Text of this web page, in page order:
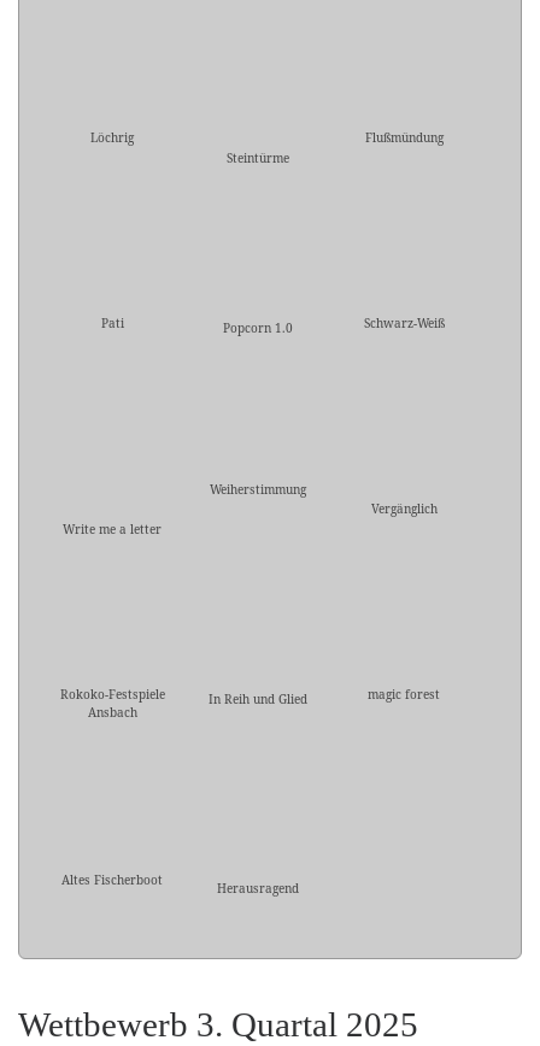
Löchrig
Steintürme
Flußmündung
Pati Popcorn 1.0 Schwarz-Weiß
Write me a letter
Weiherstimmung
Vergänglich
Rokoko-Festspiele
Ansbach
In Reih und Glied magic forest
Altes Fischerboot Herausragend
Wettbewerb 3. Quartal 2025